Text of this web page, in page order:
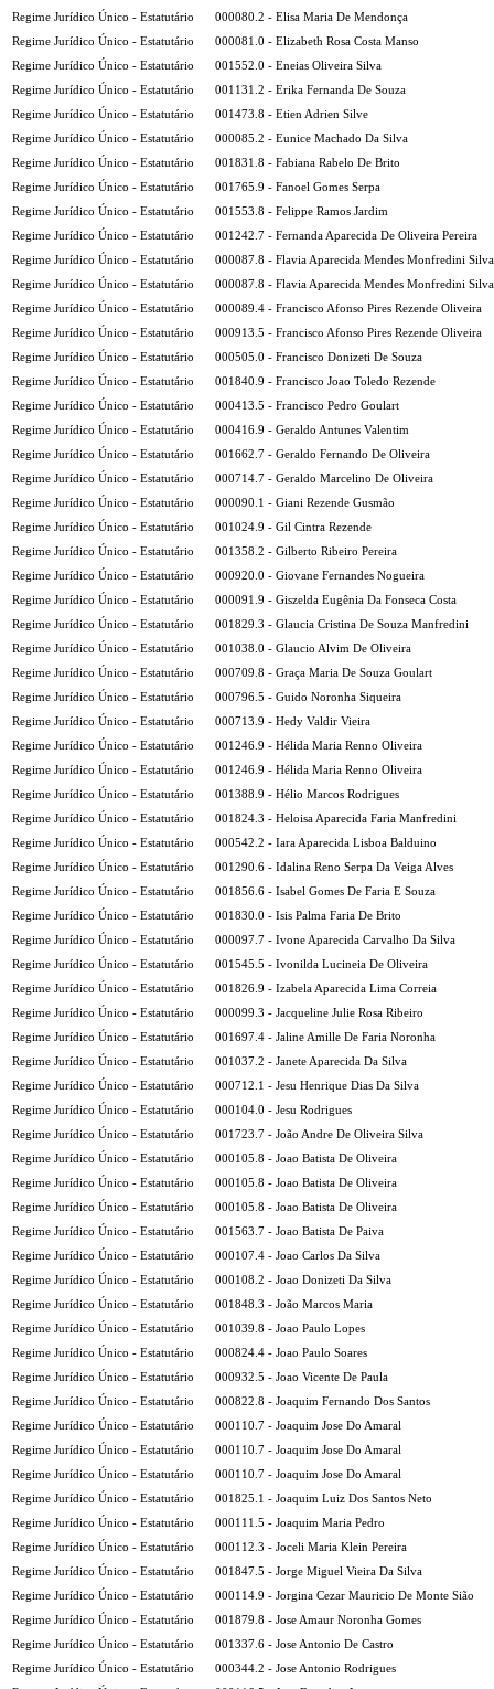
Regime Jurídico Único - Estatutário
000080.2 - Elisa Maria De Mendonça
Regime Jurídico Único - Estatutário
000081.0 - Elizabeth Rosa Costa Manso
Regime Jurídico Único - Estatutário
001552.0 - Eneias Oliveira Silva
Regime Jurídico Único - Estatutário
001131.2 - Erika Fernanda De Souza
Regime Jurídico Único - Estatutário
001473.8 - Etien Adrien Silve
Regime Jurídico Único - Estatutário
000085.2 - Eunice Machado Da Silva
Regime Jurídico Único - Estatutário
001831.8 - Fabiana Rabelo De Brito
Regime Jurídico Único - Estatutário
001765.9 - Fanoel Gomes Serpa
Regime Jurídico Único - Estatutário
001553.8 - Felippe Ramos Jardim
Regime Jurídico Único - Estatutário
001242.7 - Fernanda Aparecida De Oliveira Pereira
Regime Jurídico Único - Estatutário
000087.8 - Flavia Aparecida Mendes Monfredini Silva
Regime Jurídico Único - Estatutário
000087.8 - Flavia Aparecida Mendes Monfredini Silva
Regime Jurídico Único - Estatutário
000089.4 - Francisco Afonso Pires Rezende Oliveira
Regime Jurídico Único - Estatutário
000913.5 - Francisco Afonso Pires Rezende Oliveira
Regime Jurídico Único - Estatutário
000505.0 - Francisco Donizeti De Souza
Regime Jurídico Único - Estatutário
001840.9 - Francisco Joao Toledo Rezende
Regime Jurídico Único - Estatutário
000413.5 - Francisco Pedro Goulart
Regime Jurídico Único - Estatutário
000416.9 - Geraldo Antunes Valentim
Regime Jurídico Único - Estatutário
001662.7 - Geraldo Fernando De Oliveira
Regime Jurídico Único - Estatutário
000714.7 - Geraldo Marcelino De Oliveira
Regime Jurídico Único - Estatutário
000090.1 - Giani Rezende Gusmão
Regime Jurídico Único - Estatutário
001024.9 - Gil Cintra Rezende
Regime Jurídico Único - Estatutário
001358.2 - Gilberto Ribeiro Pereira
Regime Jurídico Único - Estatutário
000920.0 - Giovane Fernandes Nogueira
Regime Jurídico Único - Estatutário
000091.9 - Giszelda Eugênia Da Fonseca Costa
Regime Jurídico Único - Estatutário
001829.3 - Glaucia Cristina De Souza Manfredini
Regime Jurídico Único - Estatutário
001038.0 - Glaucio Alvim De Oliveira
Regime Jurídico Único - Estatutário
000709.8 - Graça Maria De Souza Goulart
Regime Jurídico Único - Estatutário
000796.5 - Guido Noronha Siqueira
Regime Jurídico Único - Estatutário
000713.9 - Hedy Valdir Vieira
Regime Jurídico Único - Estatutário
001246.9 - Hélida Maria Renno Oliveira
Regime Jurídico Único - Estatutário
001246.9 - Hélida Maria Renno Oliveira
Regime Jurídico Único - Estatutário
001388.9 - Hélio Marcos Rodrigues
Regime Jurídico Único - Estatutário
001824.3 - Heloisa Aparecida Faria Manfredini
Regime Jurídico Único - Estatutário
000542.2 - Iara Aparecida Lisboa Balduino
Regime Jurídico Único - Estatutário
001290.6 - Idalina Reno Serpa Da Veiga Alves
Regime Jurídico Único - Estatutário
001856.6 - Isabel Gomes De Faria E Souza
Regime Jurídico Único - Estatutário
001830.0 - Isis Palma Faria De Brito
Regime Jurídico Único - Estatutário
000097.7 - Ivone Aparecida Carvalho Da Silva
Regime Jurídico Único - Estatutário
001545.5 - Ivonilda Lucineia De Oliveira
Regime Jurídico Único - Estatutário
001826.9 - Izabela Aparecida Lima Correia
Regime Jurídico Único - Estatutário
000099.3 - Jacqueline Julie Rosa Ribeiro
Regime Jurídico Único - Estatutário
001697.4 - Jaline Amille De Faria Noronha
Regime Jurídico Único - Estatutário
001037.2 - Janete Aparecida Da Silva
Regime Jurídico Único - Estatutário
000712.1 - Jesu Henrique Dias Da Silva
Regime Jurídico Único - Estatutário
000104.0 - Jesu Rodrigues
Regime Jurídico Único - Estatutário
001723.7 - João Andre De Oliveira Silva
Regime Jurídico Único - Estatutário
000105.8 - Joao Batista De Oliveira
Regime Jurídico Único - Estatutário
000105.8 - Joao Batista De Oliveira
Regime Jurídico Único - Estatutário
000105.8 - Joao Batista De Oliveira
Regime Jurídico Único - Estatutário
001563.7 - Joao Batista De Paiva
Regime Jurídico Único - Estatutário
000107.4 - Joao Carlos Da Silva
Regime Jurídico Único - Estatutário
000108.2 - Joao Donizeti Da Silva
Regime Jurídico Único - Estatutário
001848.3 - João Marcos Maria
Regime Jurídico Único - Estatutário
001039.8 - Joao Paulo Lopes
Regime Jurídico Único - Estatutário
000824.4 - Joao Paulo Soares
Regime Jurídico Único - Estatutário
000932.5 - Joao Vicente De Paula
Regime Jurídico Único - Estatutário
000822.8 - Joaquim Fernando Dos Santos
Regime Jurídico Único - Estatutário
000110.7 - Joaquim Jose Do Amaral
Regime Jurídico Único - Estatutário
000110.7 - Joaquim Jose Do Amaral
Regime Jurídico Único - Estatutário
000110.7 - Joaquim Jose Do Amaral
Regime Jurídico Único - Estatutário
001825.1 - Joaquim Luiz Dos Santos Neto
Regime Jurídico Único - Estatutário
000111.5 - Joaquim Maria Pedro
Regime Jurídico Único - Estatutário
000112.3 - Joceli Maria Klein Pereira
Regime Jurídico Único - Estatutário
001847.5 - Jorge Miguel Vieira Da Silva
Regime Jurídico Único - Estatutário
000114.9 - Jorgina Cezar Mauricio De Monte Sião
Regime Jurídico Único - Estatutário
001879.8 - Jose Amaur Noronha Gomes
Regime Jurídico Único - Estatutário
001337.6 - Jose Antonio De Castro
Regime Jurídico Único - Estatutário
000344.2 - Jose Antonio Rodrigues